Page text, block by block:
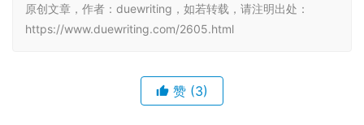
原创文章，作者：duewriting，如若转载，请注明出处：
https://www.duewriting.com/2605.html
赞 (3)